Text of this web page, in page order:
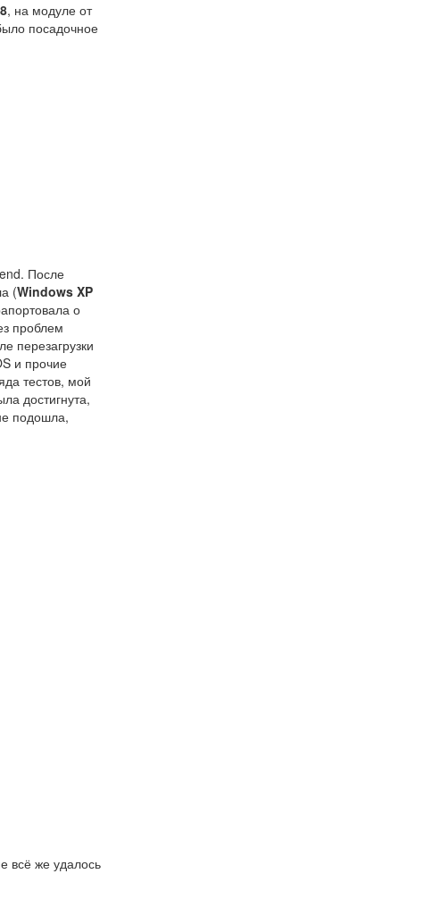
, на модуле от
посадочное
После
(Windows XP
о
проблем
перезагрузки
и прочие
тестов, мой
достигнута,
подошла,
всё же удалось